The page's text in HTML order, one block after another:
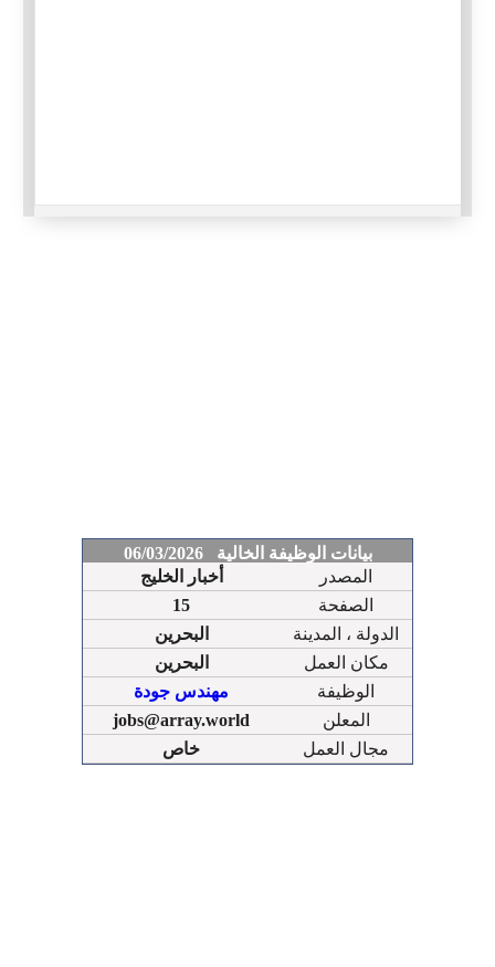
بيانات الوظيفة الخالية 06/03/2026
أخبار الخليج
المصدر
15
الصفحة
البحرين
الدولة ، المدينة
البحرين
مكان العمل
مهندس جودة
الوظيفة
jobs@array.world
المعلن
خاص
مجال العمل